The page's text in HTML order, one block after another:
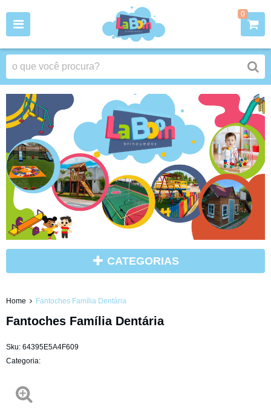
0
CATEGORIAS
Home Fantoches Família Dentária
Fantoches Família Dentária
Sku: 64395E5A4F609
Categoria: